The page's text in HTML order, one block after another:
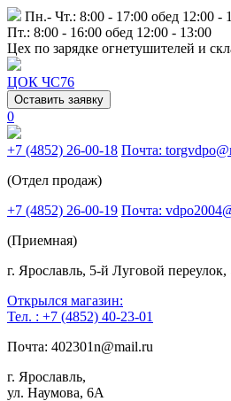
Пн.- Чт.: 8:00 - 17:00 обед 12:00 -
Пт.: 8:00 - 16:00 обед 12:00 - 13:00
Цех по зарядке огнетушителей и
ЦОК ЧС76
Оставить заявку
0
+7 (4852) 26-00-18 Почта:
(Отдел продаж)
+7 (4852) 26-00-19 Почта:
(Приемная)
г. Ярославль, 5-й Луговой переулок,
Открылся магазин:
Тел. : +7 (4852) 40-23-01
Почта: 402301n@mail.ru
г. Ярославль,
ул. Наумова, 6А